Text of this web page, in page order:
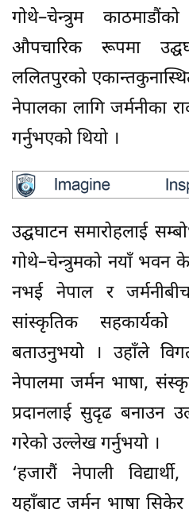
गोथे–चेन्त्रुम
औपचारिक रूपमा
ललितपुरको
नेपालका लागि जर्मनीका
गर्नुभएको थियो ।
उद्घघाटन समारोहलाई
गोथे–चेन्त्रुमको नयाँ भवन
नभई नेपाल र
सांस्कृतिक
बताउनुभयो । उहाँले
नेपालमा जर्मन भाषा,
प्रदानलाई सुदृढ बनाउन
गरेको उल्लेख गर्नुभयो ।
‘हजारौं नेपाली
यहाँबाट जर्मन भाषा